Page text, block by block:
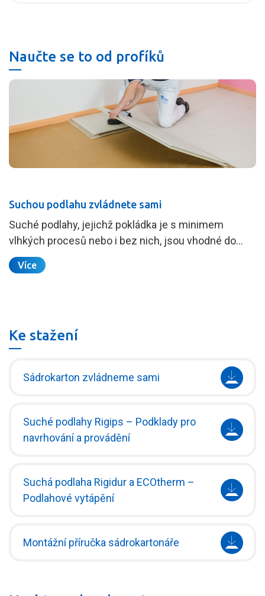
Naučte se to od profíků
Suchou podlahu zvládnete sami
Suché podlahy, jejichž pokládka je s minimem
vlhkých procesů nebo i bez nich, jsou vhodné do…
Více
Ke stažení
Sádrokarton zvládneme sami
Suché podlahy Rigips – Podklady pro
navrhování a provádění
Suchá podlaha Rigidur a ECOtherm –
Podlahové vytápění
Montážní příručka sádrokartonáře